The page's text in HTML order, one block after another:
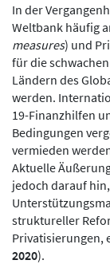
In der
Weltbank häufig
measures) und
für die
Ländern des
werden.
19-Finanzhilfen
Bedingungen
vermieden
Aktuelle
jedoch darauf
struktureller
Privatisierungen,
2020).